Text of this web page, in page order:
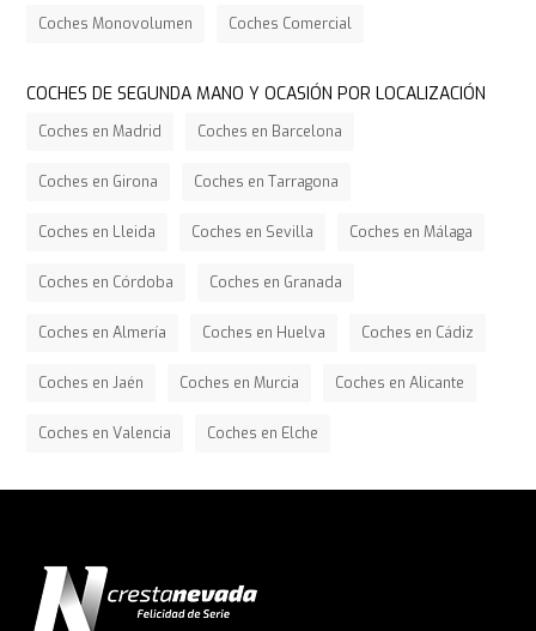
Coches Monovolumen Coches Comercial
COCHES DE SEGUNDA MANO Y OCASIÓN POR LOCALIZACIÓN
Coches en Madrid Coches en Barcelona
Coches en Girona Coches en Tarragona
Coches en Lleida Coches en Sevilla Coches en Málaga
Coches en Córdoba Coches en Granada
Coches en Almería Coches en Huelva Coches en Cádiz
Coches en Jaén Coches en Murcia Coches en Alicante
Coches en Valencia Coches en Elche